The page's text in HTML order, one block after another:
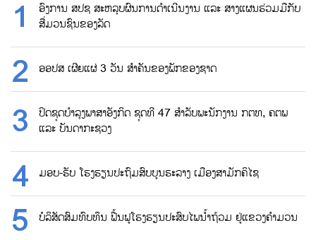
ອົງການ ສປຊ ສະຫລຸບຜົນການດຳເນີນງານ ແລະ ສາງແຜນຮ່ວມມືກັບ
ສື່ມວນຊົນຂອງລັດ
ອອປສ ເຜີຍແຜ່ 3 ວັນ ສຳຄັນຂອງພັກຂອງຊາດ
ປິດຊຸດບຳລຸງພາສາອັງກິດ ຊຸດທີ 47 ສຳລັບພະນັກງານ ກຕທ, ຄຕພ
ແລະ ບັນດາກະຊວງ
ມອບ-ຮັບ ໂຮງຮຽນປະຖົມສົບບູນຮະລາງ ເມືອງສາມັກຄິໄຊ
ບໍລິສັດສົມທົບທຶນ ຟື້ນຟູໂຮງຮຽນປະສົບໄພນ້ຳຖ້ວມ ຢູ່ແຂວງຄຳມວນ